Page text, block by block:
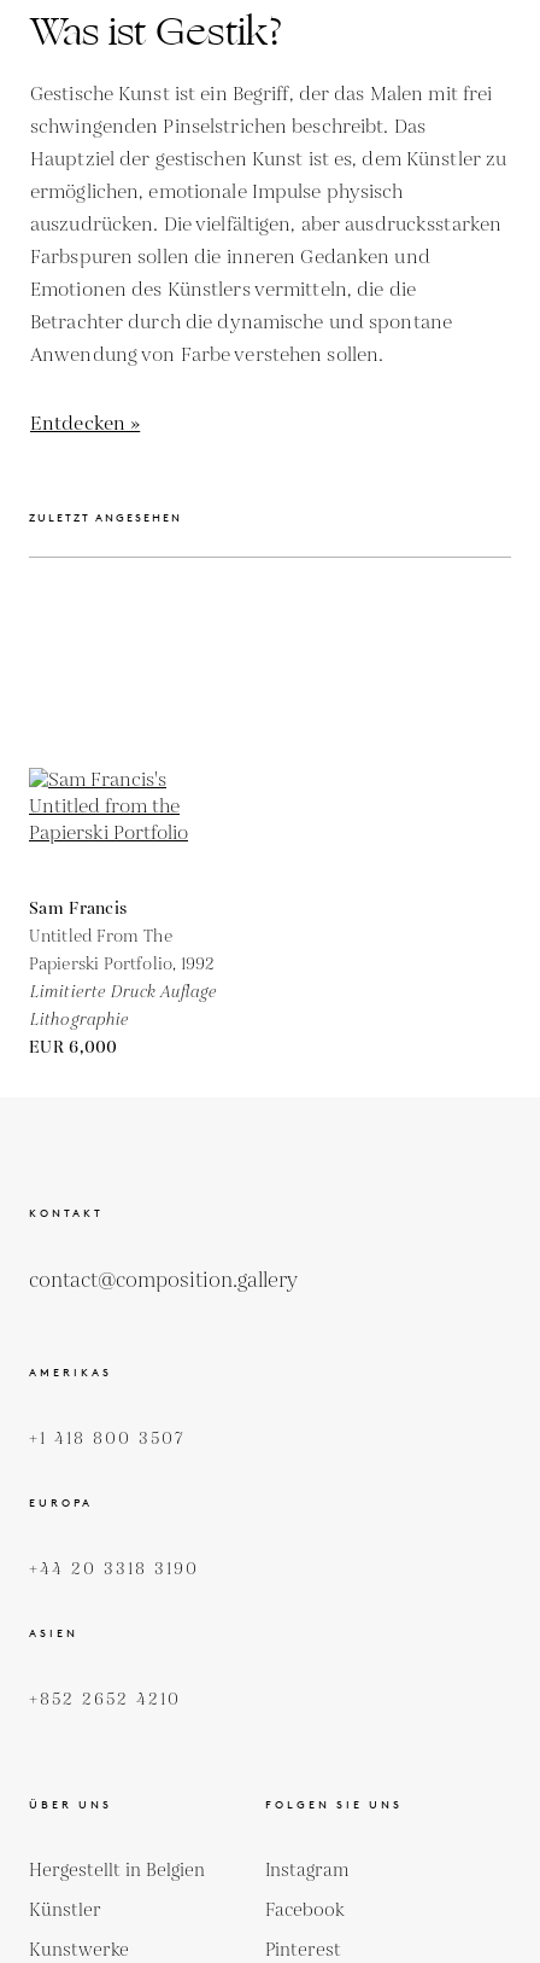
Was ist Gestik?
Gestische Kunst ist ein Begriff, der das Malen mit frei
schwingenden Pinselstrichen beschreibt. Das
Hauptziel der gestischen Kunst ist es, dem Künstler zu
ermöglichen, emotionale Impulse physisch
auszudrücken. Die vielfältigen, aber ausdrucksstarken
Farbspuren sollen die inneren Gedanken und
Emotionen des Künstlers vermitteln, die die
Betrachter durch die dynamische und spontane
Anwendung von Farbe verstehen sollen.
Entdecken »
ZULETZT ANGESEHEN
Sam Francis
Untitled From The
Papierski Portfolio, 1992
Limitierte Druck Auflage
Lithographie
EUR 6,000
KONTAKT
contact@composition.gallery
AMERIKAS
+1 418 800 3507
EUROPA
+44 20 3318 3190
ASIEN
+852 2652 4210
ÜBER UNS
Hergestellt in Belgien
Künstler
Kunstwerke
FOLGEN SIE UNS
Instagram
Facebook
Pinterest